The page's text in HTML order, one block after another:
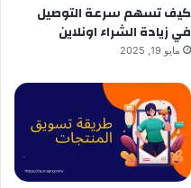
كيف تسهم سرعة التوصيل
في زيادة الشراء اونلاين
مايو 19, 2025